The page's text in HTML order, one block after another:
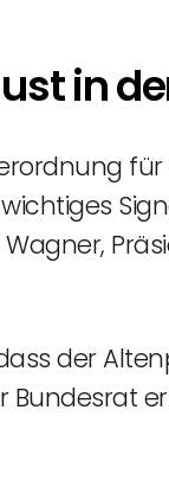
in
für
der